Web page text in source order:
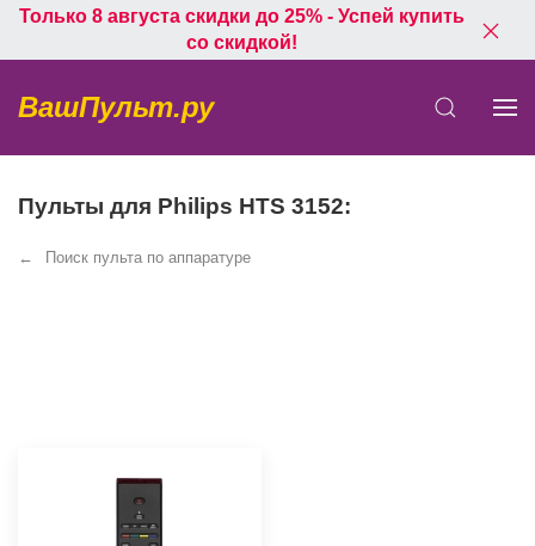
Только 8 августа скидки до 25% - Успей купить
со скидкой!
ВашПульт.ру
Пульты для Philips HTS 3152:
Поиск пульта по аппаратуре